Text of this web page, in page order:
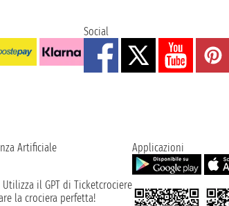
Social
Artificiale
Utilizza il GPT di Ticketcrociere
la crociera perfetta!
Applicazioni